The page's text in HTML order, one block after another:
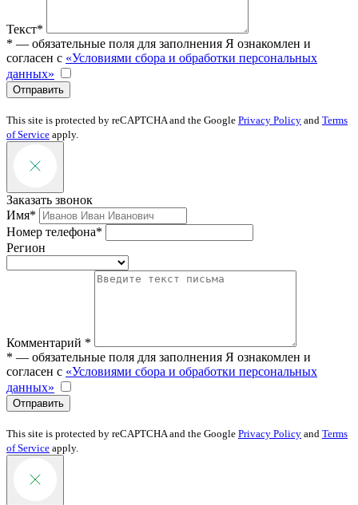
Текст*
* — обязательные поля для заполнения Я ознакомлен и
согласен с «Условиями сбора и обработки персональных
данных»
Отправить
This site is protected by reCAPTCHA and the Google Privacy Policy and Terms
of Service apply.
Заказать звонок
Имя*
Номер телефона*
Регион
Комментарий *
* — обязательные поля для заполнения Я ознакомлен и
согласен с «Условиями сбора и обработки персональных
данных»
Отправить
This site is protected by reCAPTCHA and the Google Privacy Policy and Terms
of Service apply.